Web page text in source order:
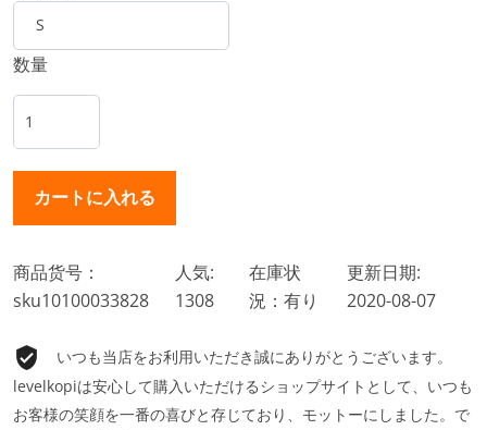
数量
商品货号：
sku10100033828
人気:
1308
在庫状
況：有り
更新日期:
2020-08-07
いつも当店をお利用いただき誠にありがとうございます。
levelkopiは安心して購入いただけるショップサイトとして、いつも
お客様の笑顔を一番の喜びと存じており、モットーにしました。で